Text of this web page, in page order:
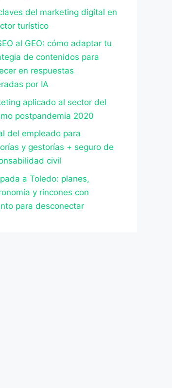
del marketing digital en
turístico
al GEO: cómo adaptar tu
de contenidos para
en respuestas
por IA
aplicado al sector del
postpandemia 2020
del empleado para
y gestorías + seguro de
civil
a Toledo: planes,
y rincones con
para desconectar